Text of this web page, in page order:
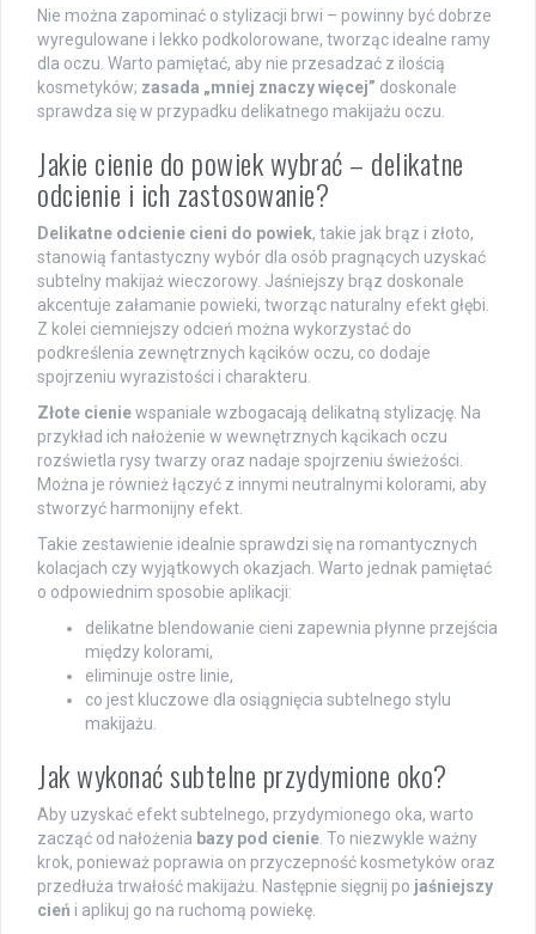
Nie można zapominać o stylizacji brwi – powinny być dobrze
wyregulowane i lekko podkolorowane, tworząc idealne ramy
dla oczu. Warto pamiętać, aby nie przesadzać z ilością
kosmetyków; zasada „mniej znaczy więcej” doskonale
sprawdza się w przypadku delikatnego makijażu oczu.
Jakie cienie do powiek wybrać – delikatne
odcienie i ich zastosowanie?
Delikatne odcienie cieni do powiek, takie jak brąz i złoto,
stanowią fantastyczny wybór dla osób pragnących uzyskać
subtelny makijaż wieczorowy. Jaśniejszy brąz doskonale
akcentuje załamanie powieki, tworząc naturalny efekt głębi.
Z kolei ciemniejszy odcień można wykorzystać do
podkreślenia zewnętrznych kącików oczu, co dodaje
spojrzeniu wyrazistości i charakteru.
Złote cieniewspaniale wzbogacają delikatną stylizację. Na
przykład ich nałożenie w wewnętrznych kącikach oczu
rozświetla rysy twarzy oraz nadaje spojrzeniu świeżości.
Można je również łączyć z innymi neutralnymi kolorami, aby
stworzyć harmonijny efekt.
Takie zestawienie idealnie sprawdzi się na romantycznych
kolacjach czy wyjątkowych okazjach. Warto jednak pamiętać
o odpowiednim sposobie aplikacji:
delikatne blendowanie cieni zapewnia płynne przejścia
między kolorami,
eliminuje ostre linie,
co jest kluczowe dla osiągnięcia subtelnego stylu
makijażu.
Jak wykonać subtelne przydymione oko?
Aby uzyskać efekt subtelnego, przydymionego oka, warto
zacząć od nałożenia bazy pod cienie . To niezwykle ważny
krok, ponieważ poprawia on przyczepność kosmetyków oraz
przedłuża trwałość makijażu. Następnie sięgnij po jaśniejszy
cień i aplikuj go na ruchomą powiekę.